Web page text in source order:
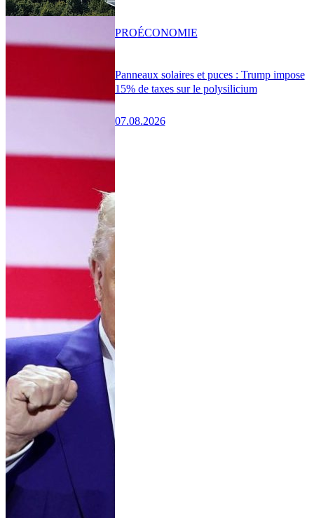
Panneaux solaires et puces : Trump impose
15% de taxes sur le polysilicium
07.08.2026
PROÉCONOMIE